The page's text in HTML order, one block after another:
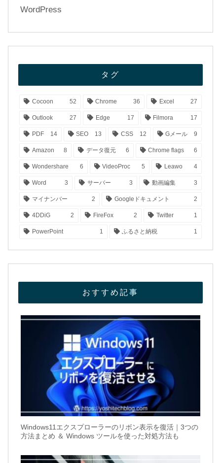
WordPress
タグ
Cocoon 52 Chrome 36 Excel 27
Outlook 27 Edge 17 Filmora 17
PDF 14 SEO 13 CSS 12 Gメール 9
Amazon 8 データ復元 6 Chrome flags 6
Wondershare 6 VideoProc 5 Leawo 4
Word 3 サーバー 3 動画編集 3
マイナンバー 2 Googleドキュメント 2
4DDiG 2 FireFox 2 Twitter 1
PowerPoint 1 ふるさと納税 1
おすすめ記事
Windows11エクスプローラーのリボン表示を復活｜3つの
方法まとめ ＆ Windows ツールを使った対処方法も